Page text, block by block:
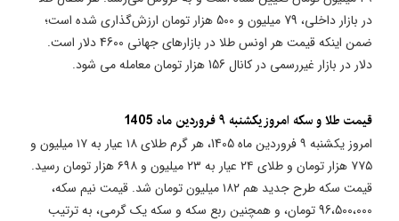
در بازار داخلی، 79 میلیون و 500 هزار تومان ارزش‌گذاری شده است؛
ضمن اینکه قیمت هر اونس طلا در بازارهای جهانی 4600 دلار است.
دلار در بازار غیررسمی در کانال 156 هزار تومان معامله می شود.
قیمت طلا و سکه امروز یکشنبه ۹ فروردین ماه 1405
امروز یکشنبه ۹ فروردین ماه 1405، هر گرم طلای ۱۸ عیار به ۱۷ میلیون و
۷۷۵ هزار تومان و طلای ٢۴ عیار به ۲۳ میلیون و ۶۹۸ هزار تومان رسید.
قیمت سکه طرح جدید هم ۱۸۲ میلیون تومان شد. قیمت نیم سکه،
96،500،000 تومان، و همچنین ربع سکه و سکه یک گرمی، به ترتیب